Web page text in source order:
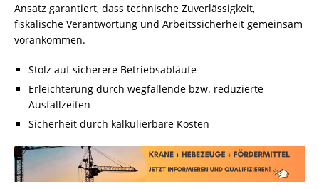
Ansatz garantiert, dass technische Zuverlässigkeit,
fiskalische Verantwortung und Arbeitssicherheit gemeinsam
vorankommen.
Stolz auf sicherere Betriebsabläufe
Erleichterung durch wegfallende bzw. reduzierte
Ausfallzeiten
Sicherheit durch kalkulierbare Kosten